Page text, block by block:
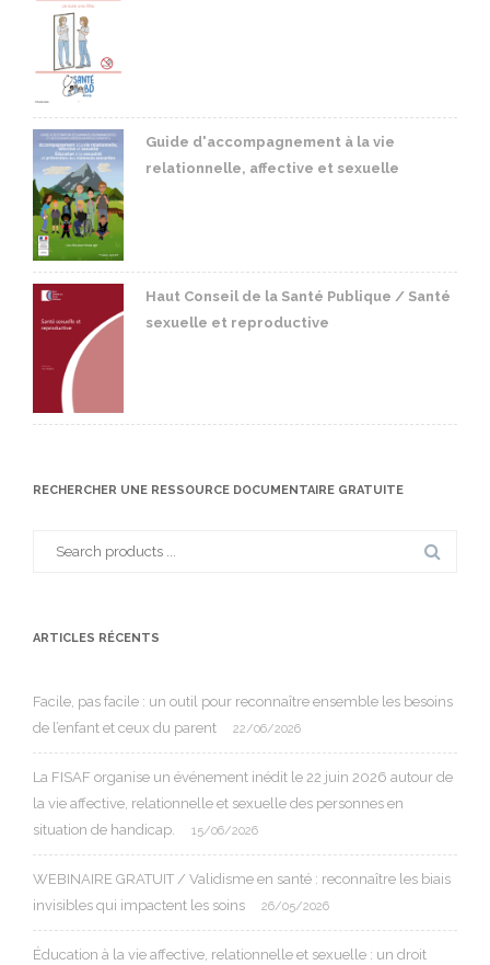
Guide d'accompagnement à la vie
relationnelle, affective et sexuelle
Haut Conseil de la Santé Publique / Santé
sexuelle et reproductive
RECHERCHER UNE RESSOURCE DOCUMENTAIRE GRATUITE
ARTICLES RÉCENTS
Facile, pas facile : un outil pour reconnaître ensemble les besoins
de l’enfant et ceux du parent
22/06/2026
La FISAF organise un événement inédit le 22 juin 2026 autour de
la vie affective, relationnelle et sexuelle des personnes en
situation de handicap.
15/06/2026
WEBINAIRE GRATUIT / Validisme en santé : reconnaître les biais
invisibles qui impactent les soins
26/05/2026
Éducation à la vie affective, relationnelle et sexuelle : un droit